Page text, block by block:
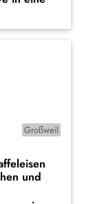
Großweil
und